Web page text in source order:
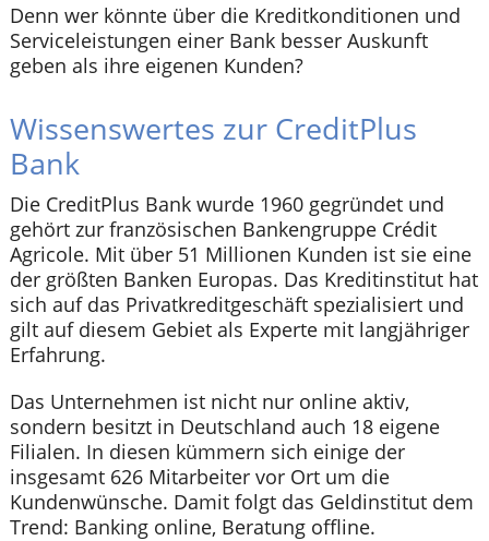
Denn wer könnte über die Kreditkonditionen und
Serviceleistungen einer Bank besser Auskunft
geben als ihre eigenen Kunden?
Wissenswertes zur CreditPlus
Bank
Die CreditPlus Bank wurde 1960 gegründet und
gehört zur französischen Bankengruppe Crédit
Agricole. Mit über 51 Millionen Kunden ist sie eine
der größten Banken Europas. Das Kreditinstitut hat
sich auf das Privatkreditgeschäft spezialisiert und
gilt auf diesem Gebiet als Experte mit langjähriger
Erfahrung.
Das Unternehmen ist nicht nur online aktiv,
sondern besitzt in Deutschland auch 18 eigene
Filialen. In diesen kümmern sich einige der
insgesamt 626 Mitarbeiter vor Ort um die
Kundenwünsche. Damit folgt das Geldinstitut dem
Trend: Banking online, Beratung offline.